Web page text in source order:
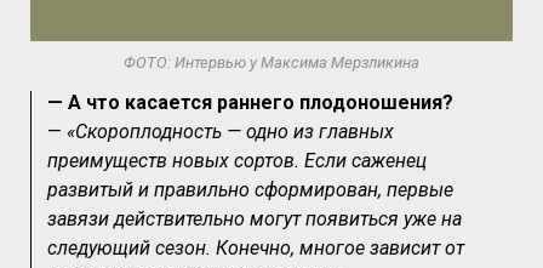
ФОТО: Интервью у Максима Мерзликина
— А что касается раннего плодоношения?
— «Скороплодность — одно из главных
преимуществ новых сортов. Если саженец
развитый и правильно сформирован, первые
завязи действительно могут появиться уже на
следующий сезон. Конечно, многое зависит от